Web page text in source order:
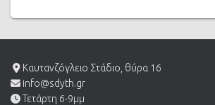
Καυτανζόγλειο Στάδιο, θύρα 16
info@sdyth.gr
Τετάρτη 6-9μμ